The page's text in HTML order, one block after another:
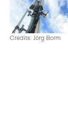
Credits: Jörg Borm